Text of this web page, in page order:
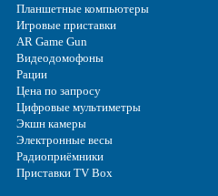
Планшетные компьютеры
Игровые приставки
AR Game Gun
Видеодомофоны
Рации
Цена по запросу
Цифровые мультиметры
Экшн камеры
Электронные весы
Радиоприёмники
Приставки TV Box